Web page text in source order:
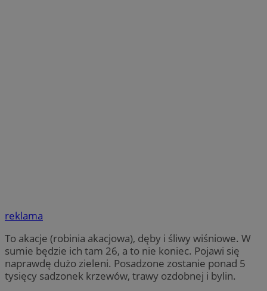
reklama
To akacje (robinia akacjowa), dęby i śliwy wiśniowe. W
sumie będzie ich tam 26, a to nie koniec. Pojawi się
naprawdę dużo zieleni. Posadzone zostanie ponad 5
tysięcy sadzonek krzewów, trawy ozdobnej i bylin.